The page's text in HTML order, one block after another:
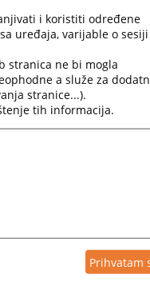
i koristiti određene
uređaja, varijable o sesiji
stranica ne bi mogla
a služe za
stranice...).
tih informacija.
Prihvatam